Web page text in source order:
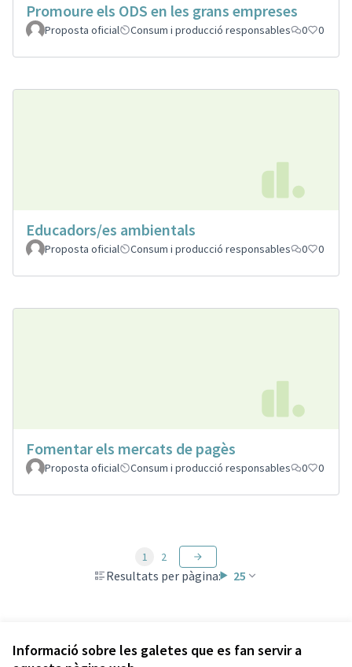
Informació sobre les galetes que es fan servir a
Promoure els ODS en les grans empreses
Proposta oficial Consum i producció responsables 0 0
Educadors/es ambientals
Proposta oficial Consum i producció responsables 0 0
Fomentar els mercats de pagès
Proposta oficial Consum i producció responsables 0 0
Resultats per pàgina: 25
1 2
Veure totes les propostes retirades